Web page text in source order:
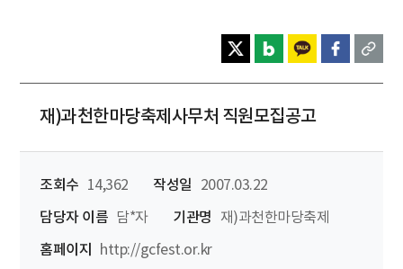
재)과천한마당축제사무처 직원모집공고
조회수 14,362 작성일
2007.03.22
담당자 이름 담*자 기관명
재)과천한마당축제
홈페이지
http://gcfest.or.kr